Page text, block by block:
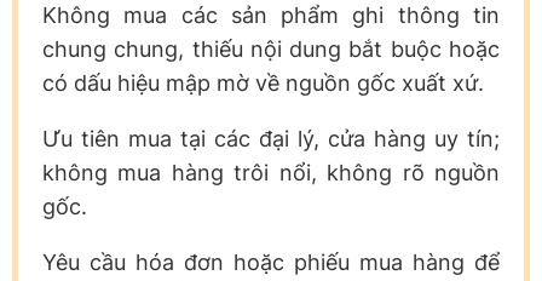
Không mua các sản phẩm ghi thông tin
chung chung, thiếu nội dung bắt buộc hoặc
có dấu hiệu mập mờ về nguồn gốc xuất xứ.
Ưu tiên mua tại các đại lý, cửa hàng uy tín;
không mua hàng trôi nổi, không rõ nguồn
gốc.
Yêu cầu hóa đơn hoặc phiếu mua hàng để